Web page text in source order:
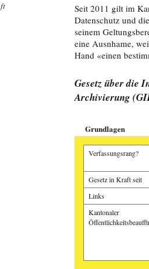
Seit 2011 gilt im
Datenschutz und
seinem
eine Ausnhame,
Hand «einen
Gesetz über die
Archivierung
Grundlagen
Verfassungsrang?
Gesetz in Kraft seit
Links
Kantonaler